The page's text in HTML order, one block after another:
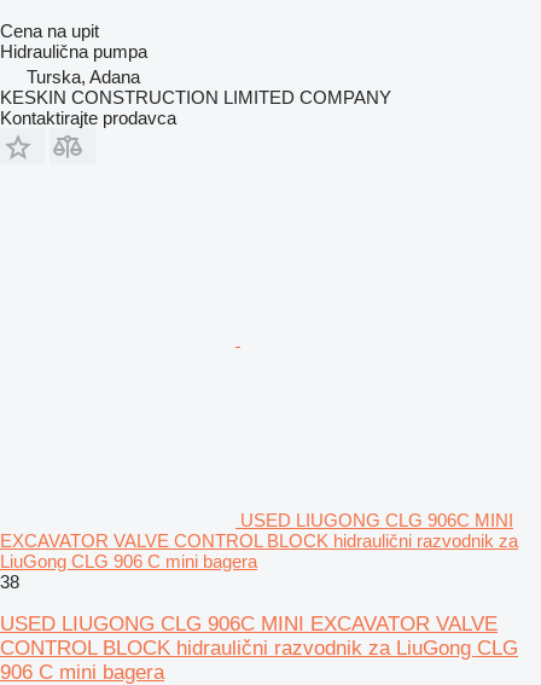
Cena na upit
Hidraulična pumpa
Turska, Adana
KESKIN CONSTRUCTION LIMITED COMPANY
Kontaktirajte prodavca
USED LIUGONG CLG 906C MINI
EXCAVATOR VALVE CONTROL BLOCK hidraulični razvodnik za
LiuGong CLG 906 C mini bagera
38
USED LIUGONG CLG 906C MINI EXCAVATOR VALVE
CONTROL BLOCK hidraulični razvodnik za LiuGong CLG
906 C mini bagera